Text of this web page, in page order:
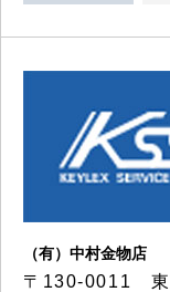
（有）中村金物店
〒130-0011 東